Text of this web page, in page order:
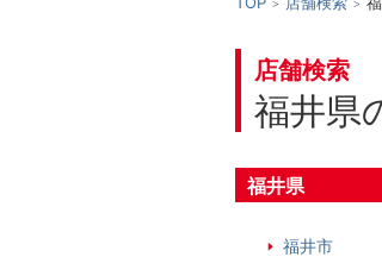
店舗検索
福井県
福井県
福井市